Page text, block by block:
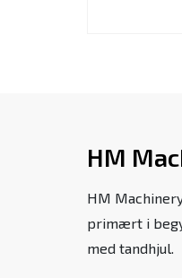
HM
HM
primært i
med tandhjul.